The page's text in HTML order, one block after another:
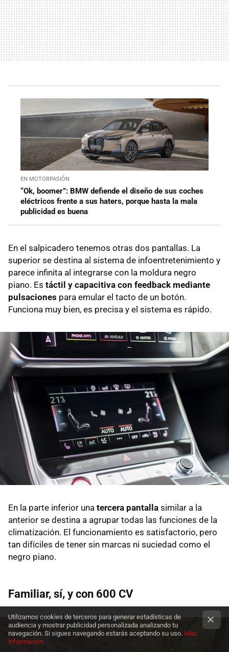
EN MOTORPASIÓN
“Ok, boomer”: BMW defiende el diseño de sus coches
eléctricos frente a sus haters, porque hasta la mala
publicidad es buena
En el salpicadero tenemos otras dos pantallas. La
superior se destina al sistema de infoentretenimiento y
parece infinita al integrarse con la moldura negro
piano. Es táctil y capacitiva con feedback mediante
pulsaciones para emular el tacto de un botón.
Funciona muy bien, es precisa y el sistema es rápido.
En la parte inferior una tercera pantalla similar a la
anterior se destina a agrupar todas las funciones de la
climatización. El funcionamiento es satisfactorio, pero
tan difíciles de tener sin marcas ni suciedad como el
negro piano.
Familiar, sí, y con 600 CV
Utilizamos cookies de terceros para generar estadísticas de
audiencia y mostrar publicidad personalizada analizando tu
navegación. Si sigues navegando estarás aceptando su uso. Más
información